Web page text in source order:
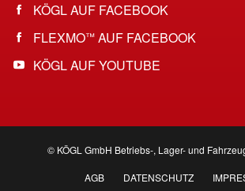
KÖGL AUF FACEBOOK
FLEXMO™ AUF FACEBOOK
KÖGL AUF YOUTUBE
© KÖGL GmbH Betriebs-, Lager- und
AGB DATENSCHUTZ